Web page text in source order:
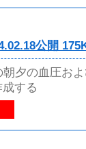
公開
夕の血圧お
する